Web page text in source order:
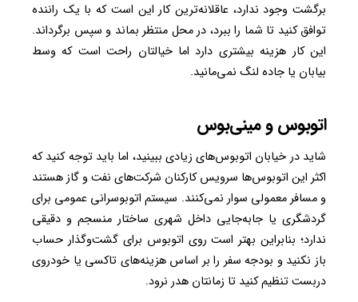
برگشت وجود ندارد، عاقلانه‌ترین کار این است که با یک راننده
توافق کنید تا شما را ببرد، در محل منتظر بماند و سپس برگرداند.
این کار هزینه بیشتری دارد اما خیالتان راحت است که وسط
بیابان یا جاده لنگ نمی‌مانید.
اتوبوس و مینی‌بوس
شاید در خیابان اتوبوس‌های زیادی ببینید، اما باید توجه کنید که
اکثر این اتوبوس‌ها سرویس کارکنان شرکت‌های نفت و گاز هستند
و مسافر معمولی سوار نمی‌کنند. سیستم اتوبوسرانی عمومی برای
گردشگری یا جابه‌جایی داخل شهری ساختار منسجم و دقیقی
ندارد؛ بنابراین بهتر است روی اتوبوس برای گشت‌وگذار حساب
باز نکنید و بودجه سفر را بر اساس هزینه‌های تاکسی یا خودروی
دربست تنظیم کنید تا زمانتان هدر نرود.